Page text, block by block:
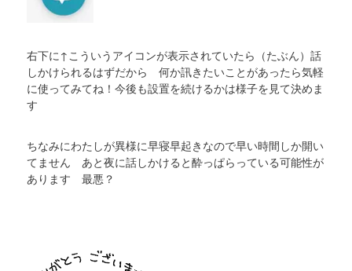
右下に↑こういうアイコンが表示されていたら（たぶん）話
しかけられるはずだから 何か訊きたいことがあったら気軽
に使ってみてね！今後も設置を続けるかは様子を見て決めま
す
ちなみにわたしが異様に早寝早起きなので早い時間しか開い
てません あと夜に話しかけると酔っぱらっている可能性が
あります 最悪？